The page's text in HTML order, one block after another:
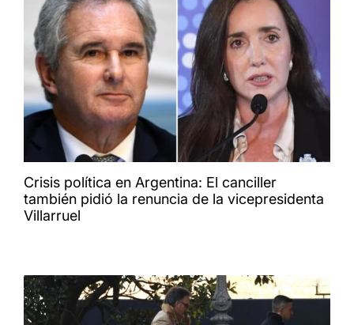
Crisis política en Argentina: El canciller
también pidió la renuncia de la vicepresidenta
Villarruel